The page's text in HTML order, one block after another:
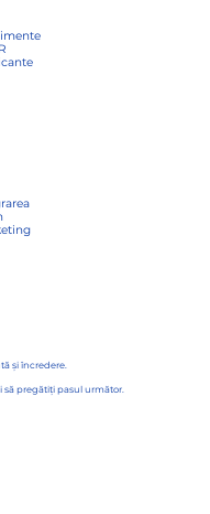
și încredere.
să pregătiți pasul următor.